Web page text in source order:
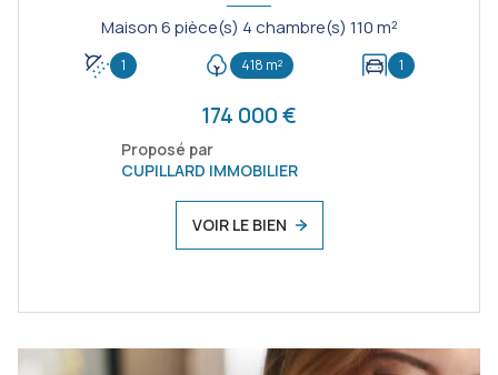
Maison 6 pièce(s) 4 chambre(s) 110 m²
1 418 m² 1
174 000 €
Proposé par
CUPILLARD IMMOBILIER
VOIR LE BIEN